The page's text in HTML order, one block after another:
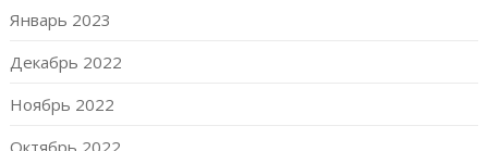
Январь 2023
Декабрь 2022
Ноябрь 2022
Октябрь 2022